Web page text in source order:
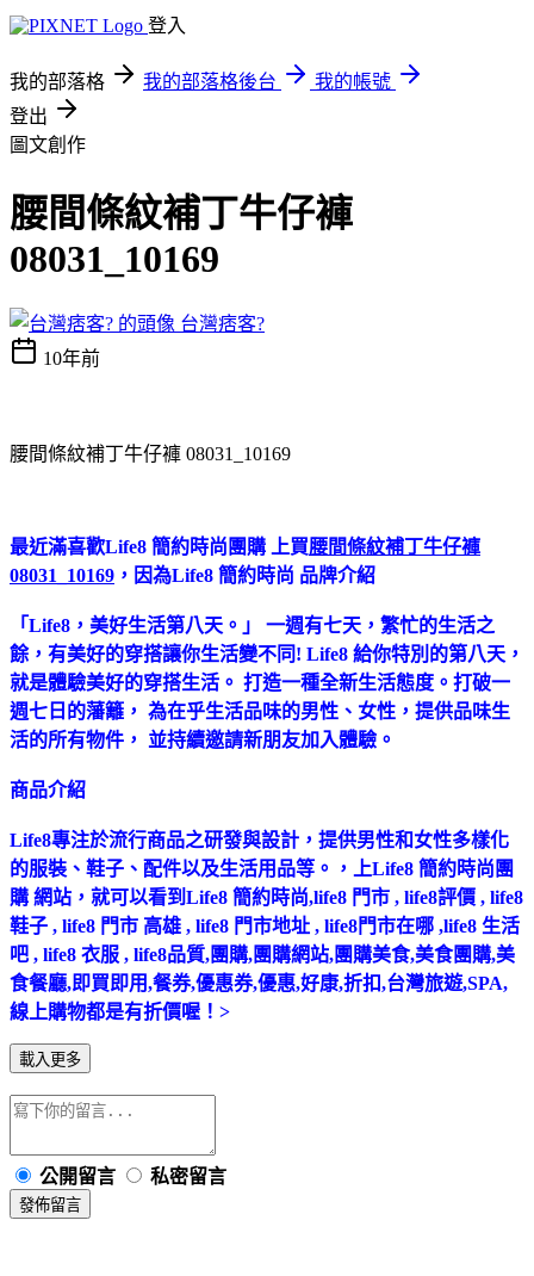
登入
我的部落格 我的部落格後台
我的帳號
登出
圖文創作
腰間條紋補丁牛仔褲
08031_10169
台灣痞客?
10年前
腰間條紋補丁牛仔褲 08031_10169
最近滿喜歡Life8 簡約時尚團購 上買腰間條紋補丁牛仔褲
08031_10169 ，因為Life8 簡約時尚 品牌介紹
「Life8，美好生活第八天。」 一週有七天，繁忙的生活之
餘，有美好的穿搭讓你生活變不同! Life8 給你特別的第八天，
就是體驗美好的穿搭生活。 打造一種全新生活態度。打破一
週七日的藩籬， 為在乎生活品味的男性、女性，提供品味生
活的所有物件， 並持續邀請新朋友加入體驗。
商品介紹
Life8專注於流行商品之研發與設計，提供男性和女性多樣化
的服裝、鞋子、配件以及生活用品等。，上Life8 簡約時尚團
購 網站，就可以看到Life8 簡約時尚,life8 門市 , life8評價 , life8
鞋子 , life8 門市 高雄 , life8 門市地址 , life8門市在哪 ,life8 生活
吧 , life8 衣服 , life8品質,團購,團購網站,團購美食,美食團購,美
食餐廳,即買即用,餐券,優惠券,優惠,好康,折扣,台灣旅遊,SPA,
線上購物都是有折價喔！>
載入更多
公開留言 私密留言
發佈留言